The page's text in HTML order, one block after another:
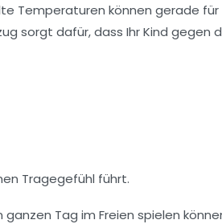
Temperaturen können gerade für
sorgt dafür, dass Ihr Kind gegen
Tragegefühl führt.
Tag im Freien spielen